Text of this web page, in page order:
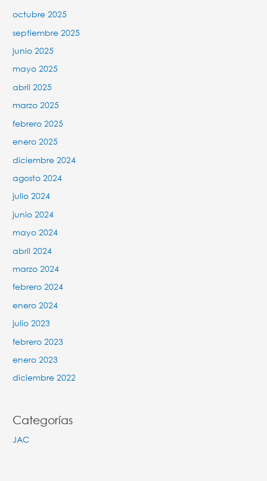
octubre 2025
septiembre 2025
junio 2025
mayo 2025
abril 2025
marzo 2025
febrero 2025
enero 2025
diciembre 2024
agosto 2024
julio 2024
junio 2024
mayo 2024
abril 2024
marzo 2024
febrero 2024
enero 2024
julio 2023
febrero 2023
enero 2023
diciembre 2022
Categorías
JAC